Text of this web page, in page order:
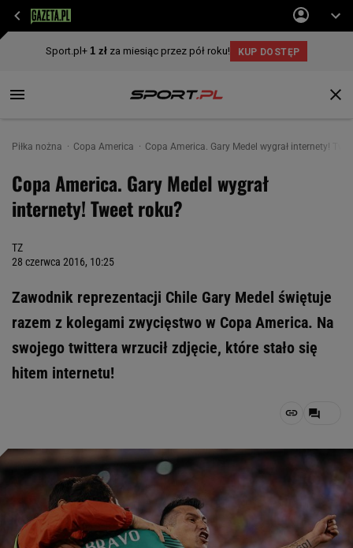
Piłka nożna Copa America Copa America. Gary Medel wygrał internety!
Copa America. Gary Medel wygrał
internety! Tweet roku?
TZ
28 czerwca 2016, 10:25
Zawodnik reprezentacji Chile Gary Medel świętuje
razem z kolegami zwycięstwo w Copa America. Na
swojego twittera wrzucił zdjęcie, które stało się
hitem internetu!